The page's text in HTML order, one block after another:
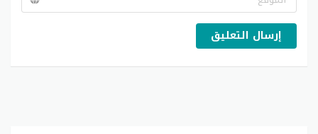
إرسال التعليق